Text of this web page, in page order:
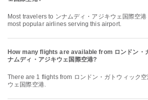
Most travelers to ンナムディ・アジキウェ国際空
most popular airlines serving this airport.
How many flights are available from ロンドン・
ナムディ・アジキウェ国際空港?
There are 1 flights from ロンドン・ガトウィック空港 to ンナムディ・アジキ
ウェ国際空港.